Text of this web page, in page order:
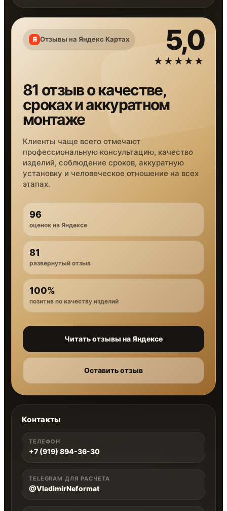
Отзывы на Яндекс Картах 5,0
★★★★★
81 отзыв о качестве,
сроках и аккуратном
монтаже
Клиенты чаще всего отмечают
профессиональную консультацию, качество
изделий, соблюдение сроков, аккуратную
установку и человеческое отношение на всех
этапах.
96
оценок на Яндексе
81
развернутый отзыв
100%
позитив по качеству изделий
Читать отзывы на Яндексе
Оставить отзыв
Контакты
ТЕЛЕФОН
+7 (919) 894-36-30
TELEGRAM ДЛЯ РАСЧЕТА
@VladimirNeformat